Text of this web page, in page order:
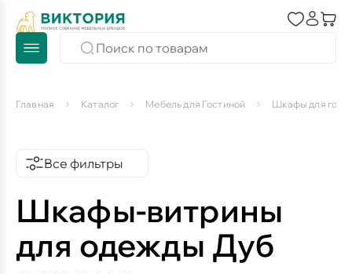
Главная Каталог Мебель для Гостиной Шкафы для
Все фильтры
Шкафы-витрины
для одежды Дуб